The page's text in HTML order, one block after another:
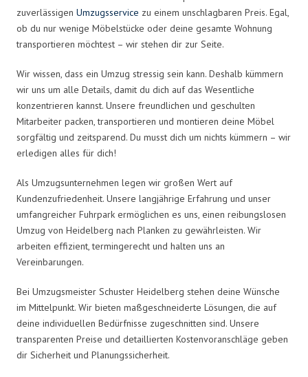
zuverlässigen Umzugsservice zu einem unschlagbaren Preis. Egal,
ob du nur wenige Möbelstücke oder deine gesamte Wohnung
transportieren möchtest – wir stehen dir zur Seite.
Wir wissen, dass ein Umzug stressig sein kann. Deshalb kümmern
wir uns um alle Details, damit du dich auf das Wesentliche
konzentrieren kannst. Unsere freundlichen und geschulten
Mitarbeiter packen, transportieren und montieren deine Möbel
sorgfältig und zeitsparend. Du musst dich um nichts kümmern – wir
erledigen alles für dich!
Als Umzugsunternehmen legen wir großen Wert auf
Kundenzufriedenheit. Unsere langjährige Erfahrung und unser
umfangreicher Fuhrpark ermöglichen es uns, einen reibungslosen
Umzug von Heidelberg nach Planken zu gewährleisten. Wir
arbeiten effizient, termingerecht und halten uns an
Vereinbarungen.
Bei Umzugsmeister Schuster Heidelberg stehen deine Wünsche
im Mittelpunkt. Wir bieten maßgeschneiderte Lösungen, die auf
deine individuellen Bedürfnisse zugeschnitten sind. Unsere
transparenten Preise und detaillierten Kostenvoranschläge geben
dir Sicherheit und Planungssicherheit.